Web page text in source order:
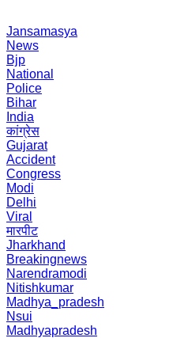
Jansamasya
News
Bjp
National
Police
Bihar
India
कांग्रेस
Gujarat
Accident
Congress
Modi
Delhi
Viral
मारपीट
Jharkhand
Breakingnews
Narendramodi
Nitishkumar
Madhya_pradesh
Nsui
Madhyapradesh